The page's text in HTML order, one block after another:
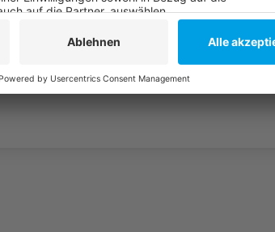
des Landesbetriebes Wald und Holz:
Wetterdienst: